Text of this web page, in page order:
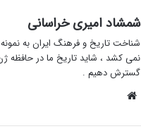
شمشاد امیری خراسانی
شناخت تاریخ و فرهنگ ایران به
نمی کشد ، شاید تاریخ ما در حافظه
گسترش دهیم .